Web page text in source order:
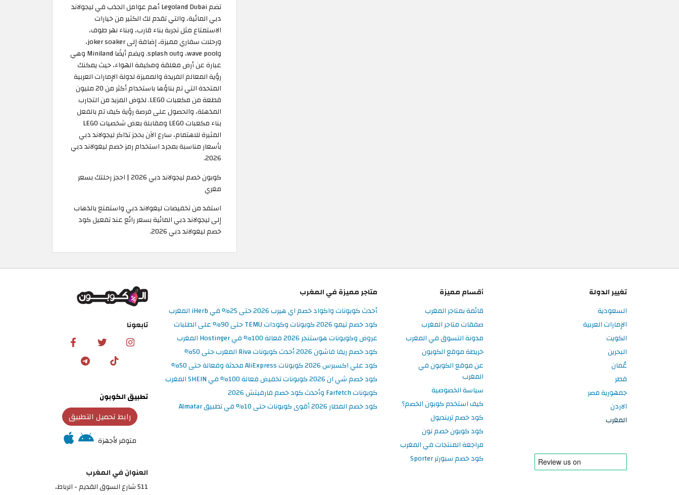
تضم Legoland Dubai أهم عوامل الجذب في ليجولاند
دبي المائية، والتي تقدم لك الكثير من خيارات
الاستمتاع مثل تجربة بناء قارب، وبناء نهر طوف،
ورحلات سفاري مميزة، إضافة إلى joker soaker،
وwave pool، وsplash out. ويضم أيضًا Miniland وهي
عبارة عن أرض مغلقة ومكيفة الهواء، حيث يمكنك
رؤية المعالم الفريدة والمميزة لدولة الإمارات العربية
المتحدة التي تم بناؤها باستخدام أكثر من 20 مليون
قطعة من مكعبات LEGO. لخوض المزيد من التجارب
المذهلة، والحصول على فرصة رؤية كيف تم بالفعل
بناء مكعبات LEGO ومقابلة بعض شخصيات LEGO
المثيرة للاهتمام، سارع الآن بحجز تذاكر ليجولاند دبي
بأسعار مناسبة بمجرد استخدام رمز خصم ليغولاند دبي
2026.
كوبون خصم ليجولاند دبي 2026 | احجز رحلتك بسعر
مغري
استفد من تخفيضات ليغولاند دبي واستمتع بالذهاب
إلى ليجولاند دبي المائية بسعر رائع عند تفعيل كود
خصم ليغولاند دبي 2026.
تغيير الدولة
السعودية
الإمارات العربية
الكويت
البحرين
عُمان
قطر
جمهورية مصر
الاردن
المغرب
أقسام مميزة
قائمة بمتاجر المغرب
صفقات متاجر المغرب
مدونة التسوق في المغرب
خريطة موقع الكوبون
عن موقع الكوبون في
المغرب
سياسة الخصوصية
كيف استخدم كوبون الخصم؟
كود خصم ترينديول
كود كوبون خصم نون
مراجعة المنتجات في المغرب
كود خصم سبورتر Sporter
متاجر مميزة في المغرب
أحدث كوبونات واكواد خصم اي هيرب 2026 حتى 25% في iHerb المغرب
كود خصم تيمو 2026 كوبونات وكودات TEMU حتى 90% على الطلبات
عروض وكوبونات هوستنجر 2026 فعالة 100% في Hostinger المغرب
كود خصم ريفا فاشون 2026 أحدث كوبونات Riva المغرب حتى 50%
كود علي اكسبرس 2026 كوبونات AliExpress محدثة وفعالة حتى 50%
كود خصم شي ان 2026 كوبونات تخفيض فعالة 100% في SHEIN المغرب
كوبونات Farfetch وأحدث كود خصم فارفيتش 2026
كود خصم المطار 2026 أقوى كوبونات حتى 10% في تطبيق Almatar
تابعونا
تطبيق الكوبون
رابط تحميل التطبيق
متوفر لأجهزة
العنوان في المغرب
511 شارع السوق القديم - الرباط،